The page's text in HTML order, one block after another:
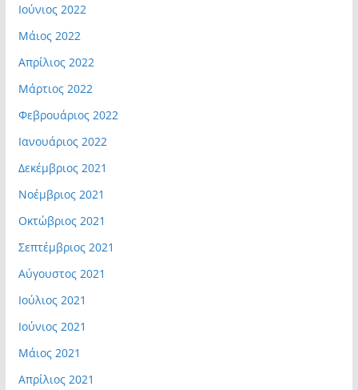
Ιούνιος 2022
Μάιος 2022
Απρίλιος 2022
Μάρτιος 2022
Φεβρουάριος 2022
Ιανουάριος 2022
Δεκέμβριος 2021
Νοέμβριος 2021
Οκτώβριος 2021
Σεπτέμβριος 2021
Αύγουστος 2021
Ιούλιος 2021
Ιούνιος 2021
Μάιος 2021
Απρίλιος 2021